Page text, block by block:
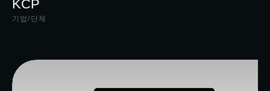
KCP
기업/단체